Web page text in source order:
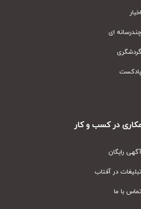
ای
در کسب و کار
رایگان
در آفتاب
با ما